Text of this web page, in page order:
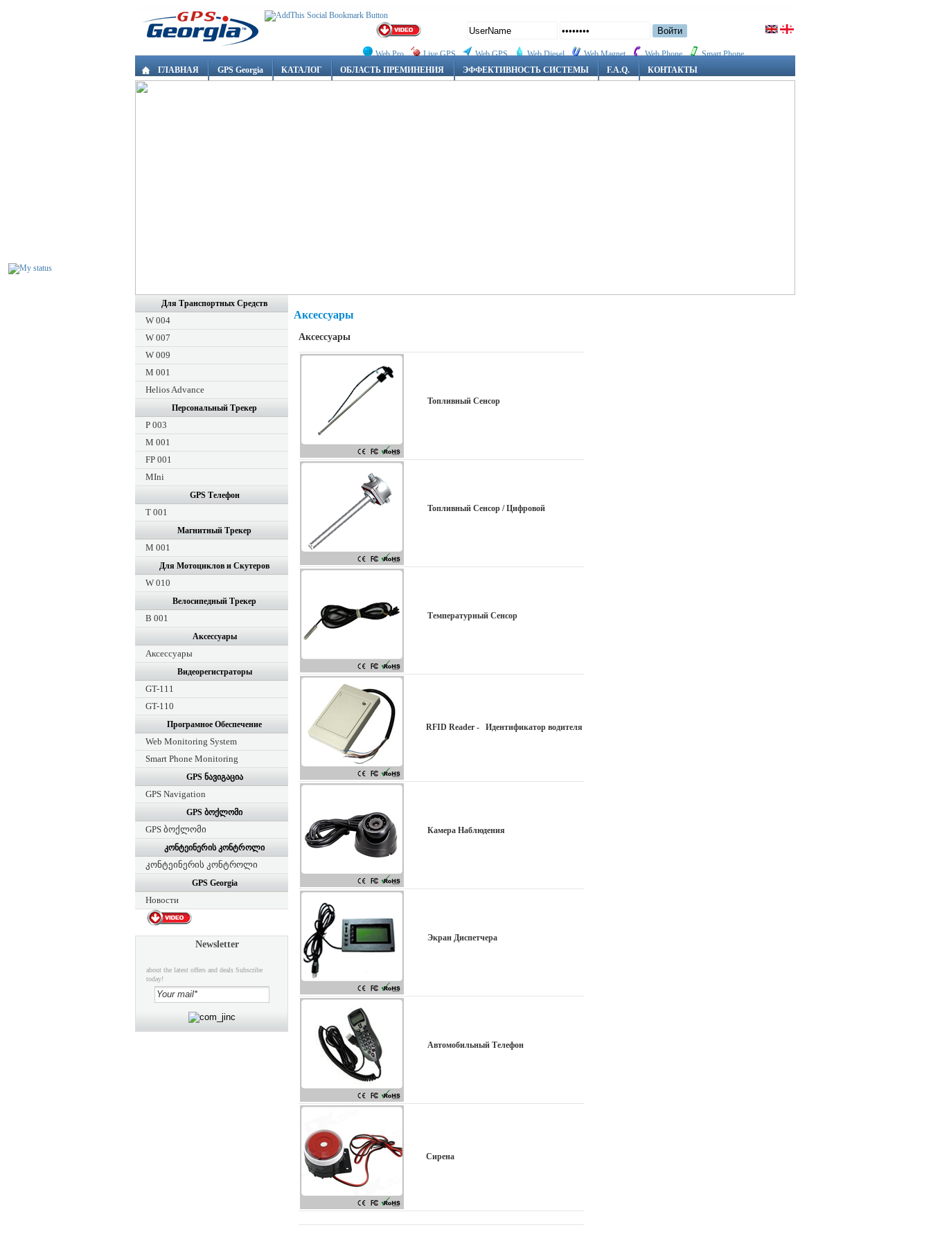
Web Pro Live GPS Web GPS Web Diesel Web Magnet Web Phone
Smart Phone
ГЛАВНАЯ
GPS Georgia КАТАЛОГ ОБЛАСТЬ ПРЕМИНЕНИЯ ЭФФЕКТИВНОСТЬ СИСТЕМЫ F.A.Q. КОНТАКТЫ
Для Транспортных Средств
W 004
W 007
W 009
M 001
Helios Advance
Персональный Трекер
P 003
M 001
FP 001
MIni
GPS Tелефон
T 001
Магнитный Tрекер
M 001
Для Мотоциклов и Скутеров
W 010
Велосипедный Tрекер
B 001
Аксессуары
Аксессуары
Видеорегистраторы
GT-111
GT-110
Програмное Обеспечение
Web Monitoring System
Smart Phone Monitoring
GPS ნავიგაცია
GPS Navigation
GPS ბოქლომი
GPS ბოქლომი
კონტეინერის კონტროლი
კონტეინერის კონტროლი
GPS Georgia
Новости
Newsletter
about the latest offers and deals Subscribe
today!
Аксессуары
Аксессуары
Топливный Сенсор
Топливный Сенсор / Цифровой
Температурный Сенсор
RFID Reader - Идентификатор водителя
Камера Наблюдения
Экран Диспетчера
Автомобильный Телефон
Сирена